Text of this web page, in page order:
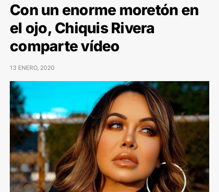
Con un enorme moretón en
el ojo, Chiquis Rivera
comparte vídeo
13 ENERO, 2020